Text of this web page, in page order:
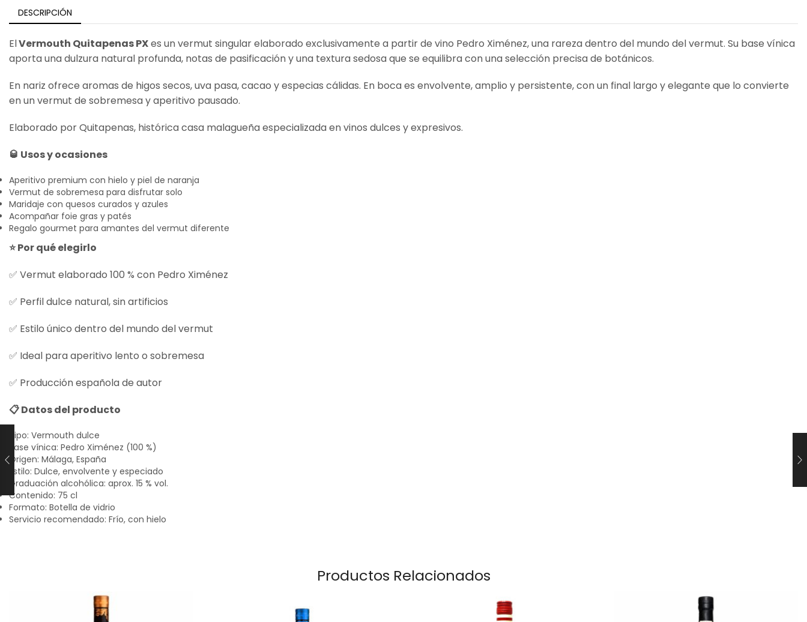
DESCRIPCIÓN
ElVermouth Quitapenas PXes un vermut singular elaborado exclusivamente a partir de vino Pedro Ximénez, una rareza dentro del mundo del vermut. Su base vínica
aporta una dulzura natural profunda, notas de pasificación y una textura sedosa que se equilibra con una selección precisa de botánicos.
En nariz ofrece aromas de higos secos, uva pasa, cacao y especias cálidas. En boca es envolvente, amplio y persistente, con un final largo y elegante que lo convierte
en un vermut de sobremesa y aperitivo pausado.
Elaborado por Quitapenas, histórica casa malagueña especializada en vinos dulces y expresivos.
🥃 Usos y ocasiones
Aperitivo premium con hielo y piel de naranja
Vermut de sobremesa para disfrutar solo
Maridaje con quesos curados y azules
Acompañar foie gras y patés
Regalo gourmet para amantes del vermut diferente
⭐ Por qué elegirlo
✅ Vermut elaborado 100 % con Pedro Ximénez
✅ Perfil dulce natural, sin artificios
✅ Estilo único dentro del mundo del vermut
✅ Ideal para aperitivo lento o sobremesa
✅ Producción española de autor
📋 Datos del producto
Tipo: Vermouth dulce
Base vínica: Pedro Ximénez (100 %)
Origen: Málaga, España
Estilo: Dulce, envolvente y especiado
Graduación alcohólica: aprox. 15 % vol.
Contenido: 75 cl
Formato: Botella de vidrio
Servicio recomendado: Frío, con hielo
Productos Relacionados